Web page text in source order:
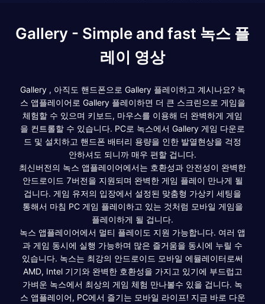
Gallery - Simple and fast 녹스 플
레이 영상
Gallery , 아직도 핸드폰으로 Gallery 플레이하고 계시나요? 녹
스 앱플레이어로 Gallery 플레이하면 더 큰 스크린으로 게임을
체험할 수 있으며 키보드, 마우스를 이용해 더 완벽하게 게임
을 컨트롤할 수 있습니다. PC로 녹스에서 Gallery 게임 다운로
드 및 설치하고 핸드폰 배터리 용량을 인한 발열현상을 걱정
안하셔도 되니까 매우 편할 겁니다.
최신버전의 녹스 앱플레이어에서는 호환성과 안전성이 완벽한
안드로이드 7버전을 지원되며 완벽한 게임 플레이 만나게 될
겁니다. 게임 유저의 입장에서 설정된 맞춤형 가상키 세팅을
통해서 마침 PC 게임 플레이하고 있는 것처럼 모바일 게임을
플레이하게 될 겁니다.
녹스 앱플레이어에서 멀티 플레이도 지원 가능합니다. 여러 앱
과 게임 동시에 실행 가능하며 많은 즐거움을 동시에 누릴 수
있습니다. 녹스는 최강의 안드로이드 모바일 에뮬레이터로써
AMD, Intel 기기와 완벽한 호환성을 가지고 있기에 부드럽고
가벼운 녹스에서 최상의 게임 체험 만나볼수 있을 겁니다. 녹
스 앱플레이어, PC에서 즐기는 모바일 라이프! 지금 바로 다운